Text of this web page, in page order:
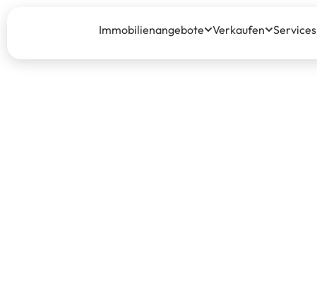
Immobilienangebote Verkaufen Services